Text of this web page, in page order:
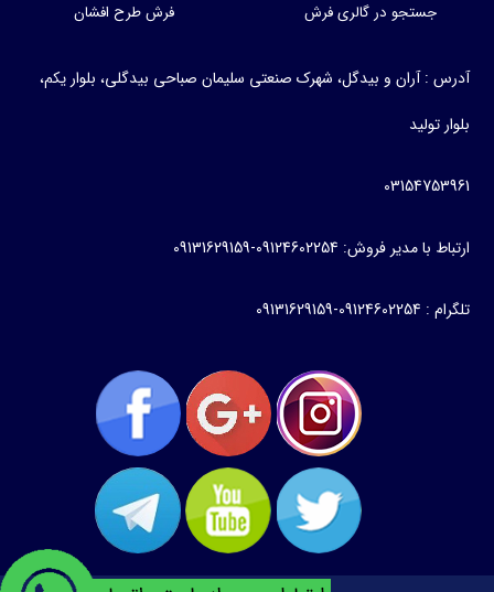
جستجو در گالری فرش
فرش طرح افشان
آدرس : آران و بیدگل، شهرک صنعتی سلیمان صباحی بیدگلی، بلوار یکم،
بلوار تولید
03154753961
ارتباط با مدیر فروش: 09124602254-09131629159
تلگرام : 09124602254-09131629159